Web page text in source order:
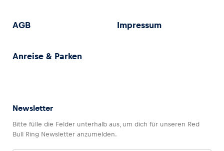
AGB Impressum
Anreise & Parken
Newsletter
Bitte fülle die Felder unterhalb aus, um dich für unseren Red
Bull Ring Newsletter anzumelden.